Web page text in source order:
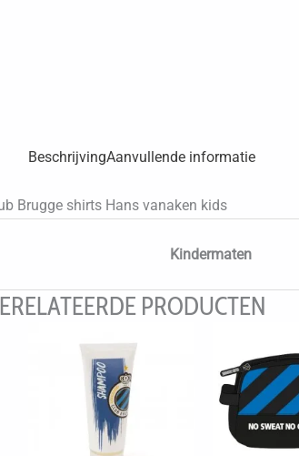
BeschrijvingAanvullende informatie
Brugge shirts Hans vanaken kids
Kindermaten
PRODUCTEN